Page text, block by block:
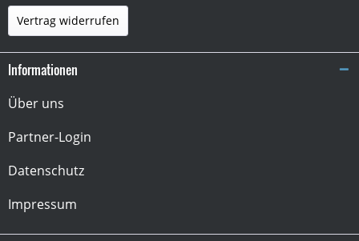
Vertrag widerrufen
Informationen
Über uns
Partner-Login
Datenschutz
Impressum